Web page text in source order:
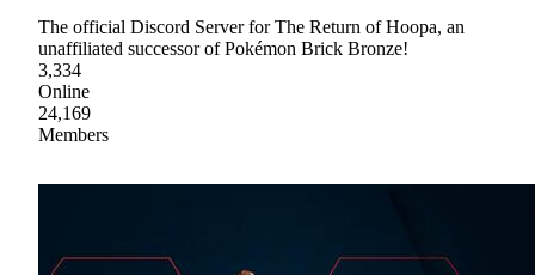
The official Discord Server for The Return of Hoopa, an
unaffiliated successor of Pokémon Brick Bronze!
3,334
Online
24,169
Members